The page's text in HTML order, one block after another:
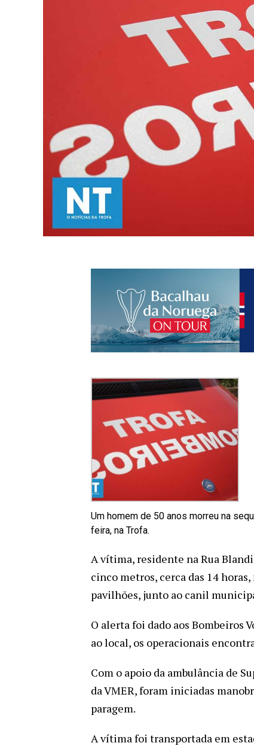
Um homem de 50 anos morreu na
feira, na Trofa.
A vítima, residente na Rua
cinco metros, cerca das 14
pavilhões, junto ao canil
O alerta foi dado aos Bombeiros
ao local, os operacionais
Com o apoio da ambulância de
da VMER, foram iniciadas
paragem.
A vítima foi transportada em